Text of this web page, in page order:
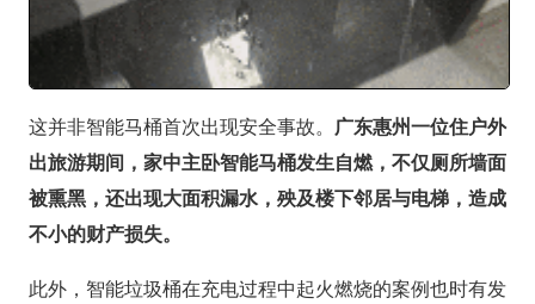
这并非智能马桶首次出现安全事故。 广东惠州一位住户外
出旅游期间，家中主卧智能马桶发生自燃，不仅厕所墙面
被熏黑，还出现大面积漏水，殃及楼下邻居与电梯，造成
不小的财产损失。
此外，智能垃圾桶在充电过程中起火燃烧的案例也时有发